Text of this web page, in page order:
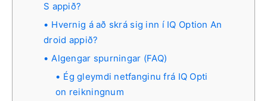
S appið?
Hvernig á að skrá sig inn í IQ Option An
droid appið?
Algengar spurningar (FAQ)
Ég gleymdi netfanginu frá IQ Opti
on reikningnum